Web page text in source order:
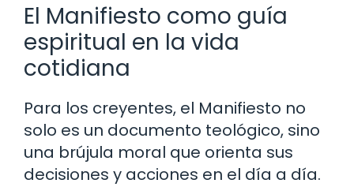
El Manifiesto como guía
espiritual en la vida
cotidiana
Para los creyentes, el Manifiesto no
solo es un documento teológico, sino
una brújula moral que orienta sus
decisiones y acciones en el día a día.